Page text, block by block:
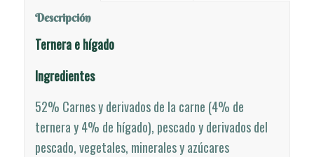
Descripción
Ternera e hígado
Ingredientes
52% Carnes y derivados de la carne (4% de
ternera y 4% de hígado), pescado y derivados del
pescado, vegetales, minerales y azúcares